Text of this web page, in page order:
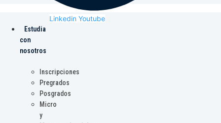
Linkedin Youtube
Estudia
con
nosotros
Inscripciones
Pregrados
Posgrados
Micro
y